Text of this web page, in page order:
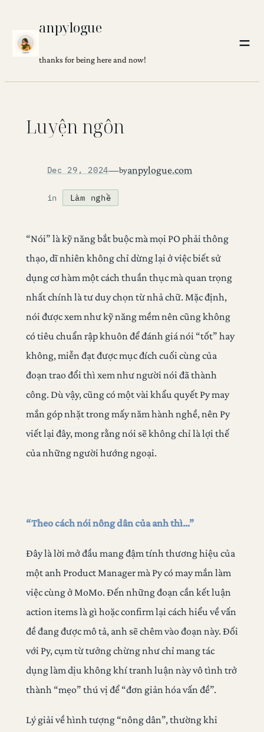
content
anpylogue
thanks for being here and now!
Luyện ngôn
Dec 29, 2024—byanpylogue.com
in Làm nghề
“Nói” là kỹ năng bắt buộc mà mọi PO phải thông
thạo, dĩ nhiên không chỉ dừng lại ở việc biết sử
dụng cơ hàm một cách thuần thục mà quan trọng
nhất chính là tư duy chọn từ nhả chữ. Mặc định,
nói được xem như kỹ năng mềm nên cũng không
có tiêu chuẩn rập khuôn để đánh giá nói “tốt” hay
không, miễn đạt được mục đích cuối cùng của
đoạn trao đổi thì xem như người nói đã thành
công. Dù vậy, cũng có một vài khẩu quyết Py may
mắn góp nhặt trong mấy năm hành nghề, nên Py
viết lại đây, mong rằng nói sẽ không chỉ là lợi thế
của những người hướng ngoại.
“Theo cách nói nông dân của anh thì…”
Đây là lời mở đầu mang đậm tính thương hiệu của
một anh Product Manager mà Py có may mắn làm
việc cùng ở MoMo. Đến những đoạn cần kết luận
action items là gì hoặc confirm lại cách hiểu về vấn
đề đang được mô tả, anh sẽ chêm vào đoạn này. Đối
với Py, cụm từ tưởng chừng như chỉ mang tác
dụng làm dịu không khí tranh luận này vô tình trở
thành “mẹo” thú vị để “đơn giản hóa vấn đề”.
Lý giải về hình tượng “nông dân”, thường khi